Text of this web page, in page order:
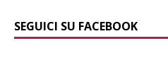
SEGUICI SU FACEBOOK